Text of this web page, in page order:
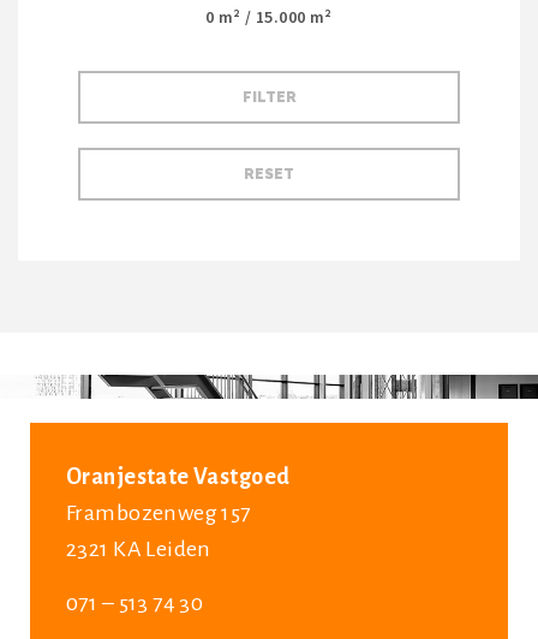
0 m² / 15.000 m²
Oranjestate Vastgoed
Frambozenweg 157
2321 KA Leiden
071 – 513 74 30